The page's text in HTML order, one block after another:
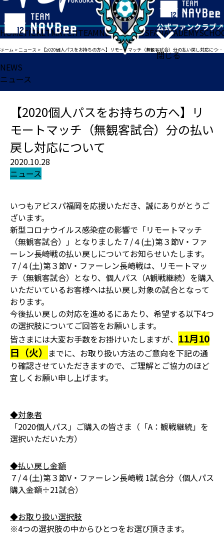
閉じる
HOMETICKETMATCHTEAMNEWSGOODSFANACADEMY
ホーム >ニュース > 【2020個人パスをお持ちの方へ】リモートマッチ（無観客試合）分の払い戻し対応について
NEWS
ニュース
【2020個人パスをお持ちの方へ】リ
モートマッチ（無観客試合）分の払い
戻し対応について
2020.10.28
ニュース
いつもアビスパ福岡を応援いただき、誠にありがとうご
ざいます。
新型コロナウイルス感染症の影響で「リモートマッチ
（無観客試合）」となりました７/４(土)第３節V・ファ
ーレン長崎戦の払い戻しについてお知らせいたします。
７/４(土)第３節V・ファーレン長崎戦は、リモートマッ
チ（無観客試合）となり、個人パス（A観戦継続）を購入
いただいているお客様へは払い戻し対象の試合となって
おります。
今後払い戻しの対応を進めるにあたり、希望する以下4つ
の選択肢についてご回答をお願いします。
皆さまには大変お手数をお掛けいたしますが、 11月10
日（火）
までに、お取り扱い方法のご意向を下記の通
り確認させていただきますので、ご理解とご協力のほど
宜しくお願い申し上げます。
◆対象者
「2020個人パス」ご購入の皆さま（「A：観戦継続」を
選択いただいた方）
◆払い戻し金額
７/４(土)第３節V・ファーレン長崎戦 1試合分（個人パス
購入金額÷21試合）
◆お取り扱い選択肢
※4つの選択肢の中からひとつをお選び頂きます。